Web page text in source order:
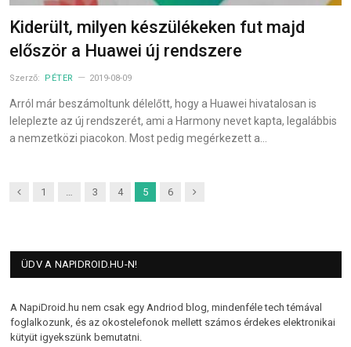
Kiderült, milyen készülékeken fut majd
először a Huawei új rendszere
Szerző: PÉTER 2019-08-09
Arról már beszámoltunk délelőtt, hogy a Huawei hivatalosan is
leleplezte az új rendszerét, ami a Harmony nevet kapta, legalábbis
a nemzetközi piacokon. Most pedig megérkezett a…
Previous
1 3 4 5 6 Next
ÜDV A NAPIDROID.HU-N!
A NapiDroid.hu nem csak egy Andriod blog, mindenféle tech témával
foglalkozunk, és az okostelefonok mellett számos érdekes elektronikai
kütyüt igyekszünk bemutatni.